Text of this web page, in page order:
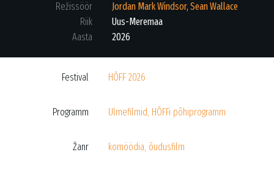
Režissöör
Jordan Mark Windsor, Sean Wallace
Riik
Uus-Meremaa
Aasta
2026
Festival HÕFF 2026
Programm Ulmefilmid, HÕFFi põhiprogramm
Žanr komöödia, õudusfilm